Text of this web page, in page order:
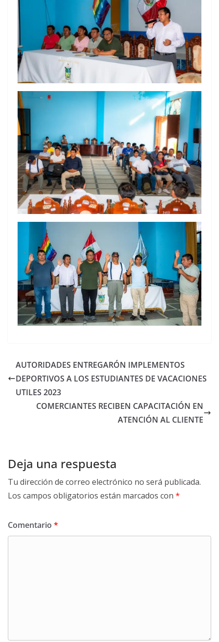
AUTORIDADES ENTREGARÓN IMPLEMENTOS
DEPORTIVOS A LOS ESTUDIANTES DE VACACIONES
UTILES 2023
COMERCIANTES RECIBEN CAPACITACIÓN EN
ATENCIÓN AL CLIENTE
Deja una respuesta
Tu dirección de correo electrónico no será publicada.
Los campos obligatorios están marcados con *
Comentario *